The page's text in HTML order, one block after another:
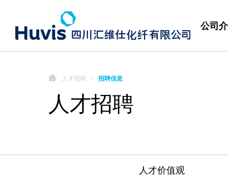
公司
人才招聘 招聘信息
人才招聘
人才价值观